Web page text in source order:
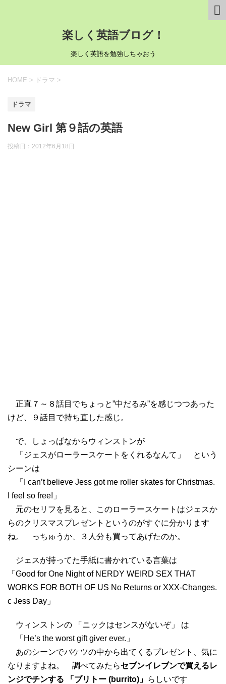
楽しく英語ブログ！
楽しく英語を勉強しちゃおう
HOME > ドラマ >
ドラマ
New Girl 第９話の英語
投稿日： 2012年6月18日
正直７～８話目でちょっと”中だるみ”を感じつつあった
けど、９話目で持ち直した感じ。
で、しょっぱなからウィンストンが
「ジェスがローラースケートをくれるなんて」 という
シーンは
「I can’t believe Jess got me roller skates for Christmas.
I feel so free!」
元のセリフを見ると、このローラースケートはジェスか
らのクリスマスプレゼントというのがすぐに分かります
ね。 っちゅうか、３人分も買ってあげたのか。
ジェスが持ってた手紙に書かれている言葉は
「Good for One Night of NERDY WEIRD SEX THAT
WORKS FOR BOTH OF US No Returns or XXX-Changes.
c Jess Day」
ウィンストンの 「ニックはセンスがないぞ」 は
「He’s the worst gift giver ever.」
あのシーンでバケツの中から出てくるプレゼント、気に
なりますよね。 調べてみたらセブンイレブンで買えるレ
ンジでチンする 「ブリトー (burrito)」 らしいです